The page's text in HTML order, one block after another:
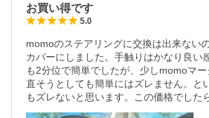
お買い得です
5.0
momoのステアリングに交換は出来ない
カバーにしました。手触りはかなり良い
も2分位で簡単でしたが、少しmomoマ
直そうとしても簡単にはズレません。と
もズレないと思います。この価格でした